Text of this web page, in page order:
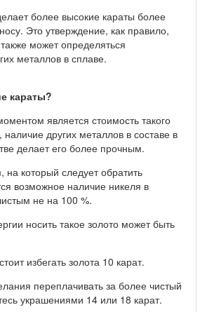
более высокие караты более
Это утверждение, как правило,
может определяться
металлов в сплаве.
караты?
является стоимость такого
других металлов в составе в
делает его более прочным.
который следует обратить
возможное наличие никеля в
не на 100 %.
носить такое золото может быть
избегать золота 10 карат.
переплачивать за более чистый
украшениями 14 или 18 карат.